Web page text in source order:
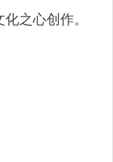
之心创作。